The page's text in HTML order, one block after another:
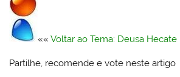
««Voltar ao Tema: Deusa Hecate
Partilhe, recomende e vote neste artigo